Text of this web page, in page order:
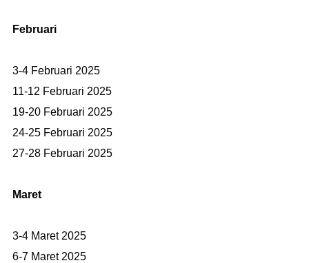
Februari
3-4 Februari 2025
11-12 Februari 2025
19-20 Februari 2025
24-25 Februari 2025
27-28 Februari 2025
Maret
3-4 Maret 2025
6-7 Maret 2025